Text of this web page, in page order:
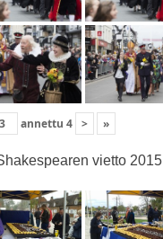
annettu 4 > »
vietto 2015